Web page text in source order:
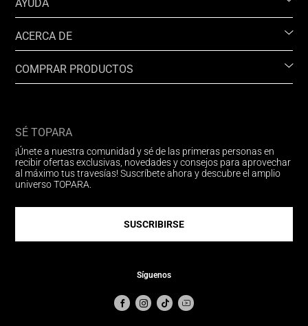
AYUDA
ACERCA DE
COMPRAR PRODUCTOS
SÉ TOPARA
¡Únete a nuestra comunidad y sé de las primeras personas en
recibir ofertas exclusivas, novedades y consejos para aprovechar
al máximo tus travesías! Suscríbete ahora y descubre el amplio
universo TOPARA.
SUSCRIBIRSE
Síguenos